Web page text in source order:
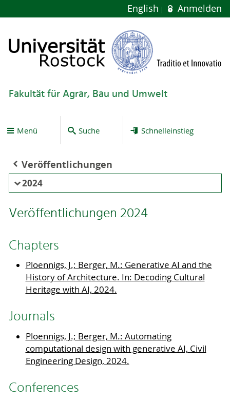
English Anmelden
Fakultät für Agrar, Bau und Umwelt
Menü Suche Schnelleinstieg
Veröffentlichungen
2024
Veröffentlichungen 2024
Chapters
Ploennigs, J.; Berger, M.: Generative AI and the
History of Architecture. In: Decoding Cultural
Heritage with AI, 2024.
Journals
Ploennigs, J.; Berger, M.: Automating
computational design with generative AI, Civil
Engineering Design, 2024.
Conferences